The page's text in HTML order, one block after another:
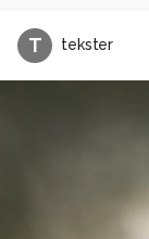
T tekster